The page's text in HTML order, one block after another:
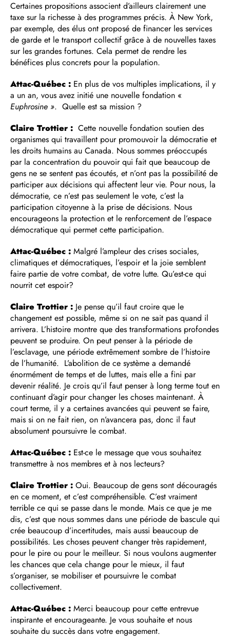
Certaines propositions associent d’ailleurs clairement une
taxe sur la richesse à des programmes précis. À New York,
par exemple, des élus ont proposé de financer les services
de garde et le transport collectif grâce à de nouvelles taxes
sur les grandes fortunes. Cela permet de rendre les
bénéfices plus concrets pour la population.
Attac-Québec : En plus de vos multiples implications, il y
a un an, vous avez initié une nouvelle fondation «
Euphrosine ». Quelle est sa mission ?
Claire Trottier : Cette nouvelle fondation soutien des
organismes qui travaillent pour promouvoir la démocratie et
les droits humains au Canada. Nous sommes préoccupés
par la concentration du pouvoir qui fait que beaucoup de
gens ne se sentent pas écoutés, et n’ont pas la possibilité de
participer aux décisions qui affectent leur vie. Pour nous, la
démocratie, ce n’est pas seulement le vote, c’est la
participation citoyenne à la prise de décisions. Nous
encourageons la protection et le renforcement de l’espace
démocratique qui permet cette participation.
Attac-Québec : Malgré l’ampleur des crises sociales,
climatiques et démocratiques, l’espoir et la joie semblent
faire partie de votre combat, de votre lutte. Qu’est-ce qui
nourrit cet espoir?
Claire Trottier : Je pense qu’il faut croire que le
changement est possible, même si on ne sait pas quand il
arrivera. L’histoire montre que des transformations profondes
peuvent se produire. On peut penser à la période de
l’esclavage, une période extrêmement sombre de l’histoire
de l’humanité. L’abolition de ce système a demandé
énormément de temps et de luttes, mais elle a fini par
devenir réalité. Je crois qu’il faut penser à long terme tout en
continuant d’agir pour changer les choses maintenant. À
court terme, il y a certaines avancées qui peuvent se faire,
mais si on ne fait rien, on n’avancera pas, donc il faut
absolument poursuivre le combat.
Attac-Québec : Est-ce le message que vous souhaitez
transmettre à nos membres et à nos lecteurs?
Claire Trottier : Oui. Beaucoup de gens sont découragés
en ce moment, et c’est compréhensible. C’est vraiment
terrible ce qui se passe dans le monde. Mais ce que je me
dis, c’est que nous sommes dans une période de bascule qui
crée beaucoup d’incertitudes, mais aussi beaucoup de
possibilités. Les choses peuvent changer très rapidement,
pour le pire ou pour le meilleur. Si nous voulons augmenter
les chances que cela change pour le mieux, il faut
s’organiser, se mobiliser et poursuivre le combat
collectivement.
Attac-Québec : Merci beaucoup pour cette entrevue
inspirante et encourageante. Je vous souhaite et nous
souhaite du succès dans votre engagement.